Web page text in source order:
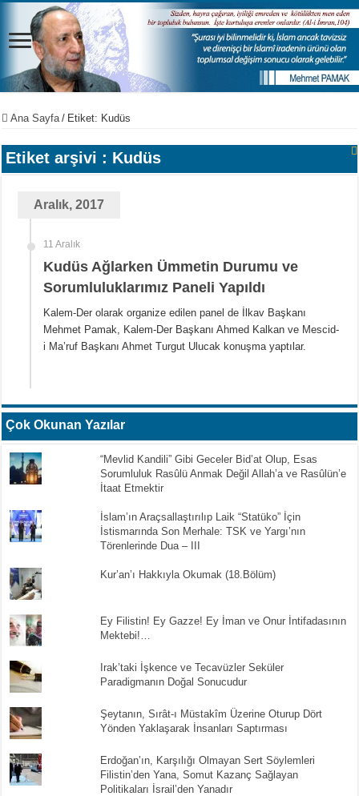
Ana Sayfa / Etiket: Kudüs
Etiket arşivi : Kudüs
Aralık, 2017
11 Aralık
Kudüs Ağlarken Ümmetin Durumu ve
Sorumluluklarımız Paneli Yapıldı
Kalem-Der olarak organize edilen panel de İlkav Başkanı
Mehmet Pamak, Kalem-Der Başkanı Ahmed Kalkan ve Mescid-
i Ma’ruf Başkanı Ahmet Turgut Ulucak konuşma yaptılar.
Çok Okunan Yazılar
“Mevlid Kandili” Gibi Geceler Bid’at Olup, Esas
Sorumluluk Rasûlü Anmak Değil Allah’a ve Rasûlün’e
İtaat Etmektir
İslam’ın Araçsallaştırılıp Laik “Statüko” İçin
İstismarında Son Merhale: TSK ve Yargı’nın
Törenlerinde Dua – III
Kur’an’ı Hakkıyla Okumak (18.Bölüm)
Ey Filistin! Ey Gazze! Ey İman ve Onur İntifadasının
Mektebi!…
Irak’taki İşkence ve Tecavüzler Seküler
Paradigmanın Doğal Sonucudur
Şeytanın, Sırât-ı Müstakîm Üzerine Oturup Dört
Yönden Yaklaşarak İnsanları Saptırması
Erdoğan’ın, Karşılığı Olmayan Sert Söylemleri
Filistin’den Yana, Somut Kazanç Sağlayan
Politikaları İsrail’den Yanadır